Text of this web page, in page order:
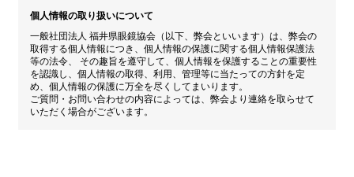
個人情報の取り扱いについて
一般社団法人 福井県眼鏡協会（以下、弊会といいます）は、弊会の
取得する個人情報につき、個人情報の保護に関する個人情報保護法
等の法令、 その趣旨を遵守して、個人情報を保護することの重要性
を認識し、個人情報の取得、利用、管理等に当たっての方針を定
め、個人情報の保護に万全を尽くしてまいります。
ご質問・お問い合わせの内容によっては、弊会より連絡を取らせて
いただく場合がございます。